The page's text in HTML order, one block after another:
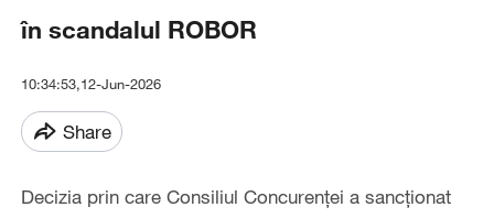
în scandalul ROBOR
10:34:53,12-Jun-2026
Share
Decizia prin care Consiliul Concurenţei a sancţionat